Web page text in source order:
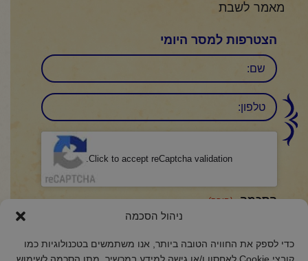
ניהול הסכמה
כדי לספק את החוויה הטובה ביותר, אנו משתמשים בטכנולוגיות כמו
מאמר לשבת
הצטרפות למסר היומי
שם
טלפון:
Click to accept reCaptcha validation.
הסכמה (חובה)
אני מאשר/ת כי קראתי והבנתי את